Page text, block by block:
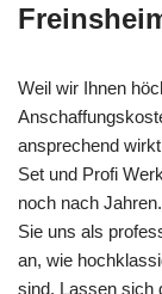
Weil wir Ihnen
ansprechend
Set und Profi
noch nach
Sie uns als
an, wie
sind. Lassen sich